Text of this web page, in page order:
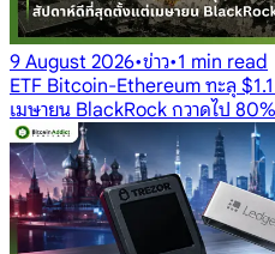
9 August 2026•ข่าว•1 min read
ETF Bitcoin-Ethereum ทะลุ
เมษายน BlackRock กวาดไป 80%